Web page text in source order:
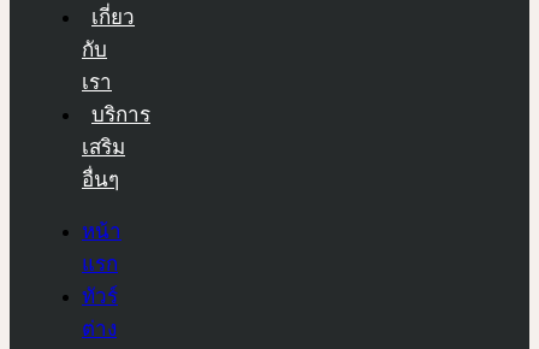
เกี่ยว
กับ
เรา
บริการ
เสริม
อื่นๆ
หน้า
แรก
ทัวร์
ต่าง